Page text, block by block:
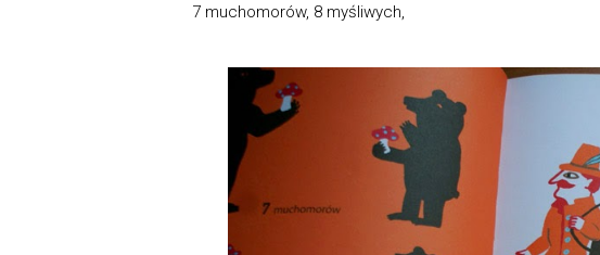
7 muchomorów, 8 myśliwych,